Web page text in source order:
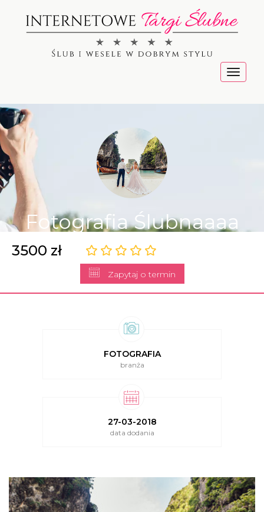
Menu
Fotografia Ślubnaaaa
3500 zł
Zapytaj o termin
FOTOGRAFIA
branża
27-03-2018
data dodania